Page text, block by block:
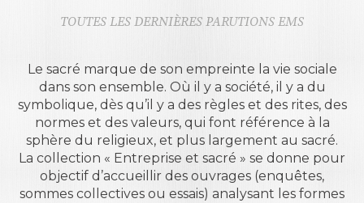
TOUTES LES DERNIÈRES PARUTIONS EMS
Le sacré marque de son empreinte la vie sociale
dans son ensemble. Où il y a société, il y a du
symbolique, dès qu’il y a des règles et des rites, des
normes et des valeurs, qui font référence à la
sphère du religieux, et plus largement au sacré.
La collection « Entreprise et sacré » se donne pour
objectif d’accueillir des ouvrages (enquêtes,
sommes collectives ou essais) analysant les formes